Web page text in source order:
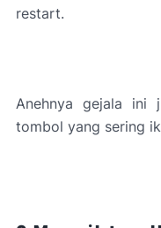
restart.
Anehnya gejala ini
tombol yang sering